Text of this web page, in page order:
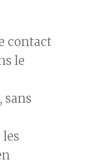
contact
le
sans